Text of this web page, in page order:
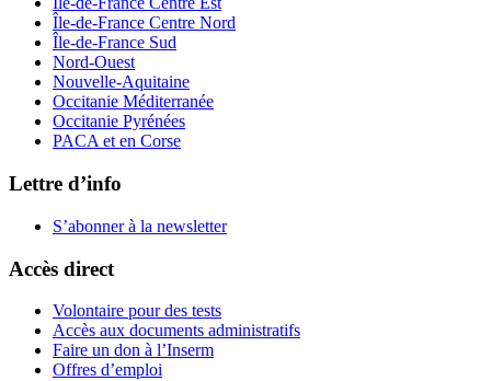
Île-de-France Centre Nord
Île-de-France Sud
Nord-Ouest
Nouvelle-Aquitaine
Occitanie Méditerranée
Occitanie Pyrénées
PACA et en Corse
Lettre d’info
S’abonner à la newsletter
Accès direct
Volontaire pour des tests
Accès aux documents administratifs
Faire un don à l’Inserm
Offres d’emploi